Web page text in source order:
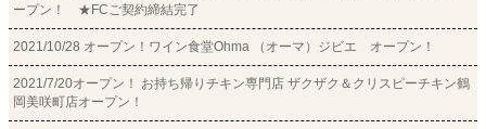
ープン！ ★FCご契約締結完了
2021/10/28 オープン！ワイン食堂Ohma （オーマ）ジビエ オープン！
2021/7/20オープン！ お持ち帰りチキン専門店 ザクザク＆クリスピーチキン鶴
岡美咲町店オープン！